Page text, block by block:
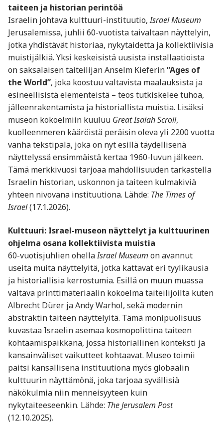
taiteen ja historian perintöä
Israelin johtava kulttuuri-instituutio,Israel Museum
Jerusalemissa, juhlii 60-vuotista taivaltaan näyttelyin,
jotka yhdistävät historiaa, nykytaidetta ja kollektiivisia
muistijälkiä. Yksi keskeisistä uusista installaatioista
on saksalaisen taiteilijan Anselm Kieferin”Ages of
the World”, joka koostuu valtavista maalauksista ja
esineellisistä elementeistä – teos tutkiskelee tuhoa,
jälleenrakentamista ja historiallista muistia. Lisäksi
museon kokoelmiin kuuluu Great Isaiah Scroll,
kuolleenmeren kääröistä peräisin oleva yli 2200 vuotta
vanha tekstipala, joka on nyt esillä täydellisenä
näyttelyssä ensimmäistä kertaa 1960-luvun jälkeen.
Tämä merkkivuosi tarjoaa mahdollisuuden tarkastella
Israelin historian, uskonnon ja taiteen kulmakiviä
yhteen nivovana instituutiona. Lähde: The Times of
Israel(17.1.2026).
Kulttuuri: Israel-museon näyttelyt ja kulttuurinen
ohjelma osana kollektiivista muistia
60-vuotisjuhlien ohellaIsrael Museum on avannut
useita muita näyttelyitä, jotka kattavat eri tyylikausia
ja historiallisia kerrostumia. Esillä on muun muassa
valtava printtimateriaalin kokoelma taiteilijoilta kuten
Albrecht Dürer ja Andy Warhol, sekä modernin
abstraktin taiteen näyttelyitä. Tämä monipuolisuus
kuvastaa Israelin asemaa kosmopolittina taiteen
kohtaamispaikkana, jossa historiallinen konteksti ja
kansainväliset vaikutteet kohtaavat. Museo toimii
paitsi kansallisena instituutiona myös globaalin
kulttuurin näyttämönä, joka tarjoaa syvällisiä
näkökulmia niin menneisyyteen kuin
nykytaiteeseenkin. Lähde: The Jerusalem Post
(12.10.2025).